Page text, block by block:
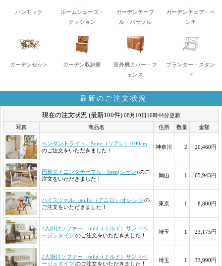
ハンモック
ルームシューズ・
クッション
ガーデンテーブ
ル・パラソル
ガーデンチェア・ベ
ンチ
ガーデンセット ガーデン収納庫
室外機カバー・フ
ェンス
プランター・スタン
ド
最新のご注文状況